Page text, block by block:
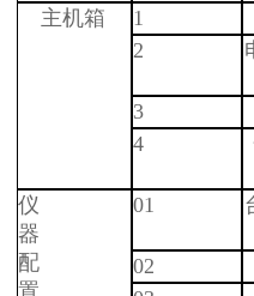
主机箱
1
2
3
4
仪
器
配
01
02